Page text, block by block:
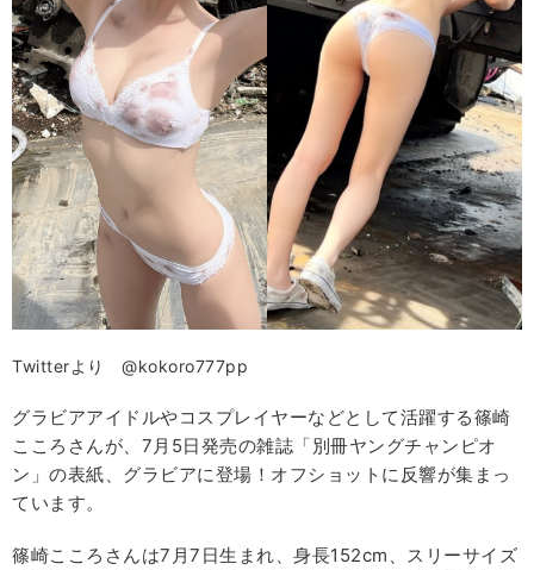
Twitterより @kokoro777pp
グラビアアイドルやコスプレイヤーなどとして活躍する篠崎
こころさんが、7月5日発売の雑誌「別冊ヤングチャンピオ
ン」の表紙、グラビアに登場！オフショットに反響が集まっ
ています。
篠崎こころさんは7月7日生まれ、身長152cm、スリーサイズ